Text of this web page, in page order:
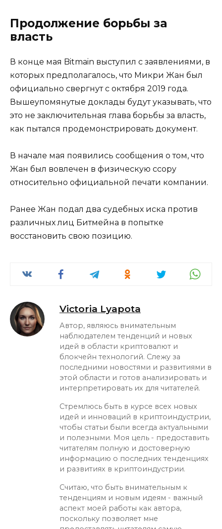
Продолжение борьбы за
власть
В конце мая Bitmain выступил с заявлениями, в
которых предполагалось, что Микри Жан был
официально свергнут с октября 2019 года.
Вышеупомянутые доклады будут указывать, что
это не заключительная глава борьбы за власть,
как пытался продемонстрировать документ.
В начале мая появились сообщения о том, что
Жан был вовлечен в физическую ссору
относительно официальной печати компании.
Ранее Жан подал два судебных иска против
различных лиц Битмейна в попытке
восстановить свою позицию.
Victoria Lyapota
Автор, являюсь внимательным
наблюдателем тенденций и новых
идей в области криптовалют и
блокчейн технологий. Слежу за
последними новостями и развитиями в
этой области и готов анализировать и
интерпретировать их для читателей.
Стремлюсь быть в курсе всех новых
идей и инноваций в криптоиндустрии,
чтобы статьи были всегда актуальными
и полезными. Моя цель - предоставить
читателям полную и достоверную
информацию о последних тенденциях
и развитиях в криптоиндустрии.
Считаю, что быть внимательным к
тенденциям и новым идеям - важный
аспект моей работы как автора,
поскольку позволяет мне